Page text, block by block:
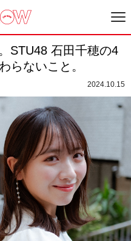
STU48 石田千穂の4
らないこと。
2024.10.15